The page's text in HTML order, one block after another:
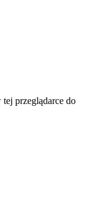
przeglądarce do